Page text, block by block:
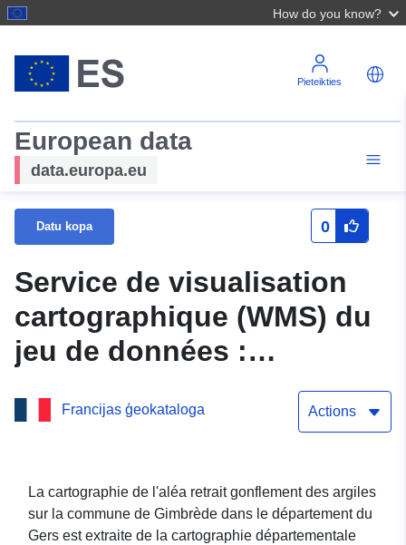
How do you know?
Pieteikties
European data
data.europa.eu
Datu kopa 0
Service de visualisation
cartographique (WMS) du
jeu de données :
Francijas ģeokataloga Actions
La cartographie de l'aléa retrait gonflement des argiles
sur la commune de Gimbrède dans le département du
Gers est extraite de la cartographie départementale